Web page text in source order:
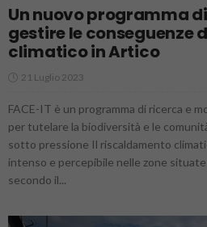
Un nuovo programma
gestire le conseguenze
climatico in Artico
21 Luglio 2023
FACE-IT è un programma di ricerca e
per tutelare la biodiversità e le
sotto pressione Il riscaldamento
intenso e percepibile nelle zone
secondo il...